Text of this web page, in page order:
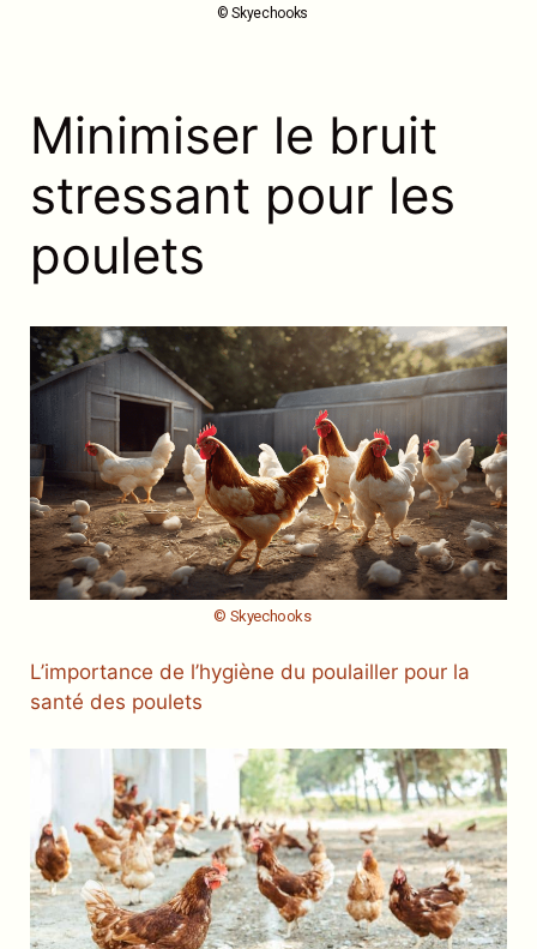
© Skyechooks
Minimiser le bruit
stressant pour les
poulets
© Skyechooks
L’importance de l’hygiène du poulailler pour la
santé des poulets